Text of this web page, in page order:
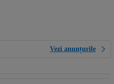
Vezi anunțurile